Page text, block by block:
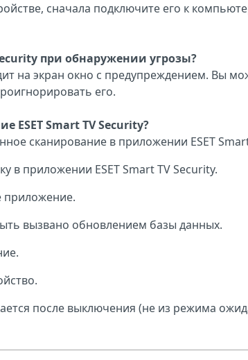
сначала подключите его к
при обнаружении угрозы?
на экран окно с предупреждением. Вы
его.
ESET Smart TV Security?
сканирование в приложении ESET
в приложении ESET Smart TV Security.
приложение.
вызвано обновлением базы данных.
после выключения (не из режима